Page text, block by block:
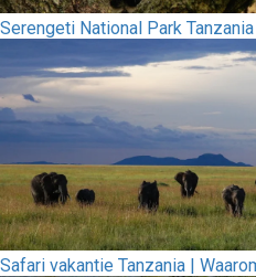
Serengeti National Park Tanzania
Safari vakantie Tanzania |